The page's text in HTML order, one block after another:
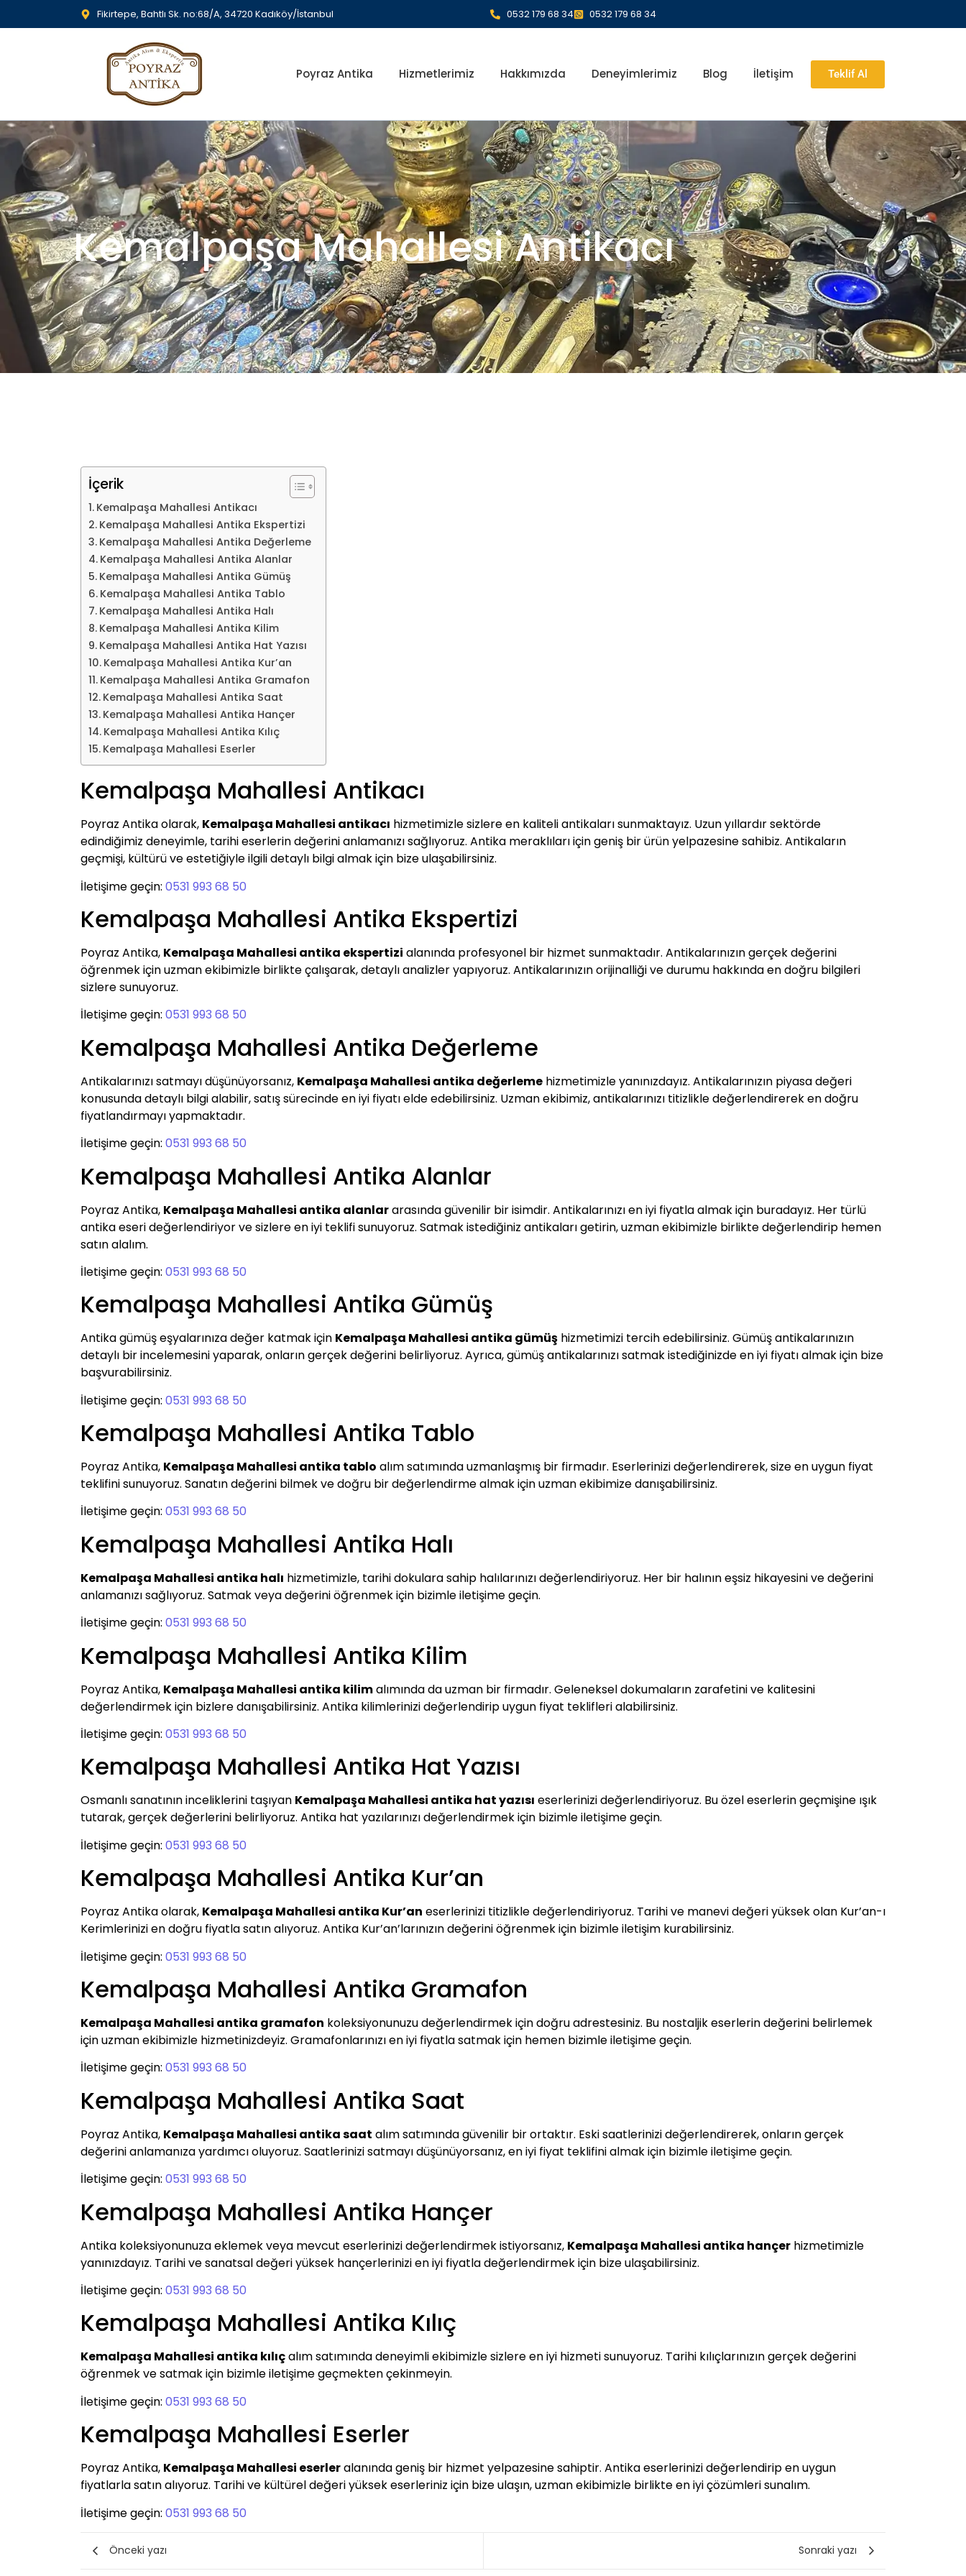
Fikirtepe, Bahtlı Sk. no:68/A, 34720 Kadıköy/İstanbul 0532 179 68 34 0532 179 68 34
Poyraz Antika Hizmetlerimiz Hakkımızda Deneyimlerimiz Blog İletişim Teklif Al
Kemalpaşa Mahallesi Antikacı
İçerik
Kemalpaşa Mahallesi Antikacı
Kemalpaşa Mahallesi Antika Ekspertizi
Kemalpaşa Mahallesi Antika Değerleme
Kemalpaşa Mahallesi Antika Alanlar
Kemalpaşa Mahallesi Antika Gümüş
Kemalpaşa Mahallesi Antika Tablo
Kemalpaşa Mahallesi Antika Halı
Kemalpaşa Mahallesi Antika Kilim
Kemalpaşa Mahallesi Antika Hat Yazısı
Kemalpaşa Mahallesi Antika Kur’an
Kemalpaşa Mahallesi Antika Gramafon
Kemalpaşa Mahallesi Antika Saat
Kemalpaşa Mahallesi Antika Hançer
Kemalpaşa Mahallesi Antika Kılıç
Kemalpaşa Mahallesi Eserler
Kemalpaşa Mahallesi Antikacı
Poyraz Antika olarak, Kemalpaşa Mahallesi antikacı hizmetimizle sizlere en kaliteli antikaları sunmaktayız. Uzun yıllardır sektörde
edindiğimiz deneyimle, tarihi eserlerin değerini anlamanızı sağlıyoruz. Antika meraklıları için geniş bir ürün yelpazesine sahibiz. Antikaların
geçmişi, kültürü ve estetiğiyle ilgili detaylı bilgi almak için bize ulaşabilirsiniz.
İletişime geçin: 0531 993 68 50
Kemalpaşa Mahallesi Antika Ekspertizi
Poyraz Antika, Kemalpaşa Mahallesi antika ekspertizi alanında profesyonel bir hizmet sunmaktadır. Antikalarınızın gerçek değerini
öğrenmek için uzman ekibimizle birlikte çalışarak, detaylı analizler yapıyoruz. Antikalarınızın orijinalliği ve durumu hakkında en doğru bilgileri
sizlere sunuyoruz.
İletişime geçin: 0531 993 68 50
Kemalpaşa Mahallesi Antika Değerleme
Antikalarınızı satmayı düşünüyorsanız, Kemalpaşa Mahallesi antika değerleme hizmetimizle yanınızdayız. Antikalarınızın piyasa değeri
konusunda detaylı bilgi alabilir, satış sürecinde en iyi fiyatı elde edebilirsiniz. Uzman ekibimiz, antikalarınızı titizlikle değerlendirerek en doğru
fiyatlandırmayı yapmaktadır.
İletişime geçin: 0531 993 68 50
Kemalpaşa Mahallesi Antika Alanlar
Poyraz Antika, Kemalpaşa Mahallesi antika alanlararasında güvenilir bir isimdir. Antikalarınızı en iyi fiyatla almak için buradayız. Her türlü
antika eseri değerlendiriyor ve sizlere en iyi teklifi sunuyoruz. Satmak istediğiniz antikaları getirin, uzman ekibimizle birlikte değerlendirip hemen
satın alalım.
İletişime geçin: 0531 993 68 50
Kemalpaşa Mahallesi Antika Gümüş
Antika gümüş eşyalarınıza değer katmak için Kemalpaşa Mahallesi antika gümüş hizmetimizi tercih edebilirsiniz. Gümüş antikalarınızın
detaylı bir incelemesini yaparak, onların gerçek değerini belirliyoruz. Ayrıca, gümüş antikalarınızı satmak istediğinizde en iyi fiyatı almak için bize
başvurabilirsiniz.
İletişime geçin: 0531 993 68 50
Kemalpaşa Mahallesi Antika Tablo
Poyraz Antika, Kemalpaşa Mahallesi antika tablo alım satımında uzmanlaşmış bir firmadır. Eserlerinizi değerlendirerek, size en uygun fiyat
teklifini sunuyoruz. Sanatın değerini bilmek ve doğru bir değerlendirme almak için uzman ekibimize danışabilirsiniz.
İletişime geçin: 0531 993 68 50
Kemalpaşa Mahallesi Antika Halı
Kemalpaşa Mahallesi antika halı hizmetimizle, tarihi dokulara sahip halılarınızı değerlendiriyoruz. Her bir halının eşsiz hikayesini ve değerini
anlamanızı sağlıyoruz. Satmak veya değerini öğrenmek için bizimle iletişime geçin.
İletişime geçin: 0531 993 68 50
Kemalpaşa Mahallesi Antika Kilim
Poyraz Antika, Kemalpaşa Mahallesi antika kilimalımında da uzman bir firmadır. Geleneksel dokumaların zarafetini ve kalitesini
değerlendirmek için bizlere danışabilirsiniz. Antika kilimlerinizi değerlendirip uygun fiyat teklifleri alabilirsiniz.
İletişime geçin: 0531 993 68 50
Kemalpaşa Mahallesi Antika Hat Yazısı
Osmanlı sanatının inceliklerini taşıyan Kemalpaşa Mahallesi antika hat yazısı eserlerinizi değerlendiriyoruz. Bu özel eserlerin geçmişine ışık
tutarak, gerçek değerlerini belirliyoruz. Antika hat yazılarınızı değerlendirmek için bizimle iletişime geçin.
İletişime geçin: 0531 993 68 50
Kemalpaşa Mahallesi Antika Kur’an
Poyraz Antika olarak, Kemalpaşa Mahallesi antika Kur’an eserlerinizi titizlikle değerlendiriyoruz. Tarihi ve manevi değeri yüksek olan Kur’an-ı
Kerimlerinizi en doğru fiyatla satın alıyoruz. Antika Kur’an’larınızın değerini öğrenmek için bizimle iletişim kurabilirsiniz.
İletişime geçin: 0531 993 68 50
Kemalpaşa Mahallesi Antika Gramafon
Kemalpaşa Mahallesi antika gramafon koleksiyonunuzu değerlendirmek için doğru adrestesiniz. Bu nostaljik eserlerin değerini belirlemek
için uzman ekibimizle hizmetinizdeyiz. Gramafonlarınızı en iyi fiyatla satmak için hemen bizimle iletişime geçin.
İletişime geçin: 0531 993 68 50
Kemalpaşa Mahallesi Antika Saat
Poyraz Antika, Kemalpaşa Mahallesi antika saat alım satımında güvenilir bir ortaktır. Eski saatlerinizi değerlendirerek, onların gerçek
değerini anlamanıza yardımcı oluyoruz. Saatlerinizi satmayı düşünüyorsanız, en iyi fiyat teklifini almak için bizimle iletişime geçin.
İletişime geçin: 0531 993 68 50
Kemalpaşa Mahallesi Antika Hançer
Antika koleksiyonunuza eklemek veya mevcut eserlerinizi değerlendirmek istiyorsanız, Kemalpaşa Mahallesi antika hançer hizmetimizle
yanınızdayız. Tarihi ve sanatsal değeri yüksek hançerlerinizi en iyi fiyatla değerlendirmek için bize ulaşabilirsiniz.
İletişime geçin: 0531 993 68 50
Kemalpaşa Mahallesi Antika Kılıç
Kemalpaşa Mahallesi antika kılıçalım satımında deneyimli ekibimizle sizlere en iyi hizmeti sunuyoruz. Tarihi kılıçlarınızın gerçek değerini
öğrenmek ve satmak için bizimle iletişime geçmekten çekinmeyin.
İletişime geçin: 0531 993 68 50
Kemalpaşa Mahallesi Eserler
Poyraz Antika, Kemalpaşa Mahallesi eserleralanında geniş bir hizmet yelpazesine sahiptir. Antika eserlerinizi değerlendirip en uygun
fiyatlarla satın alıyoruz. Tarihi ve kültürel değeri yüksek eserleriniz için bize ulaşın, uzman ekibimizle birlikte en iyi çözümleri sunalım.
İletişime geçin: 0531 993 68 50
Önceki yazı Sonraki yazı